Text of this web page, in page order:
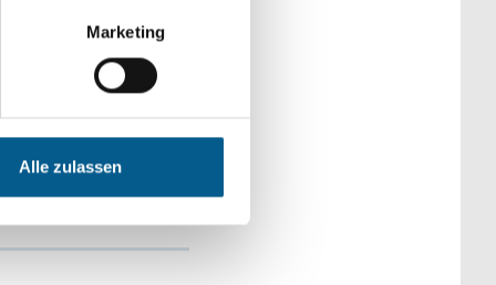
Marketing
Alle zulassen